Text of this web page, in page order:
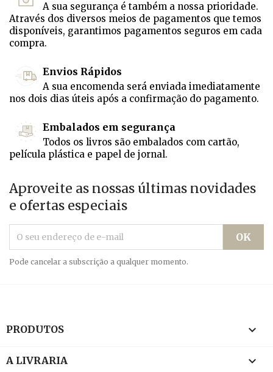
A sua segurança é também a nossa prioridade.
Através dos diversos meios de pagamentos que temos
disponíveis, garantimos pagamentos seguros em cada
compra.
Envios Rápidos
A sua encomenda será enviada imediatamente
nos dois dias úteis após a confirmação do pagamento.
Embalados em segurança
Todos os livros são embalados com cartão,
película plástica e papel de jornal.
Aproveite as nossas últimas novidades
e ofertas especiais
Pode cancelar a subscrição a qualquer momento.
PRODUTOS 
A LIVRARIA 